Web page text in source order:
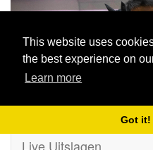
This website uses
the best experience on
Learn more
Got it!
Previous
Live Uitslagen